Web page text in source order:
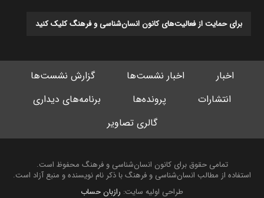
برای حمایت از فعالیت‌های کانون انسان‌شناسی و فرهنگ کلیک کنید
اخبار اخبار نشست‌ها
گزارش نشست‌ها
انتشارات
پرونده‌ها
برنامه‌های دیداری
گالری تصاویر
تمامی حقوق برای کانون انسان‌شناسی و فرهنگ محفوظ است.
استفاده از مطالب انسان‌شناسی و فرهنگ با ذکر نام نویسنده و منبع آزاد است.
طراحی اولیه سایت:رازبان حساب